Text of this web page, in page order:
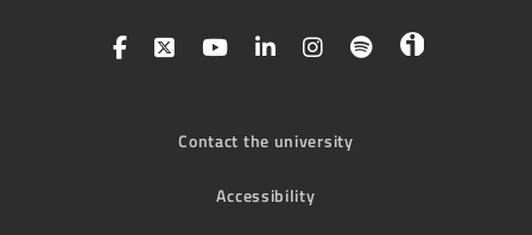
Contact the university
Accessibility